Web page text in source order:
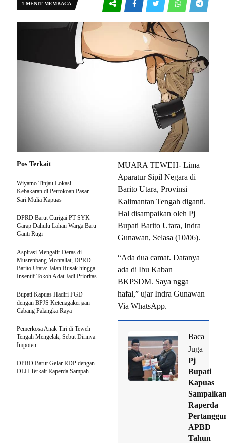
1 MENIT MEMBACA
MUARA TEWEH- Lima
Aparatur Sipil Negara di
Barito Utara, Provinsi
Kalimantan Tengah diganti.
Hal disampaikan oleh Pj
Bupati Barito Utara, Indra
Gunawan, Selasa (10/06).
“Ada dua camat. Datanya
ada di Ibu Kaban
BKPSDM. Saya ngga
hafal,” ujar Indra Gunawan
Via WhatsApp.
Baca
Juga
Pj
Bupati
Kapuas
Raperda
APBD
Tahun
Pos Terkait
Wiyatno Tinjau Lokasi
Kebakaran di Pertokoan Pasar
Sari Mulia Kapuas
DPRD Barut Curigai PT SYK
Garap Dahulu Lahan Warga Baru
Ganti Rugi
Aspirasi Mengalir Deras di
Musrenbang Montallat, DPRD
Barito Utara: Jalan Rusak hingga
Insentif Tokoh Adat Jadi Prioritas
Bupati Kapuas Hadiri FGD
dengan BPJS Ketenagakerjaan
Cabang Palangka Raya
Pemerkosa Anak Tiri di Teweh
Tengah Mengelak, Sebut Dirinya
Impoten
DPRD Barut Gelar RDP dengan
DLH Terkait Raperda Sampah